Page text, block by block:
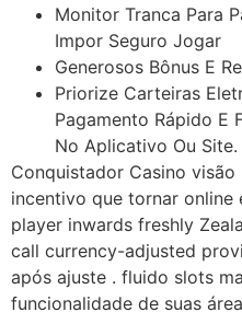
Monitor Tranca Para
Impor Seguro Jogar
Generosos Bônus E
Priorize Carteiras
Pagamento Rápido E
No Aplicativo Ou Site.
Conquistador Casino
incentivo que tornar
player inwards freshly
call currency-adjusted
após ajuste . fluido slots
funcionalidade de suas